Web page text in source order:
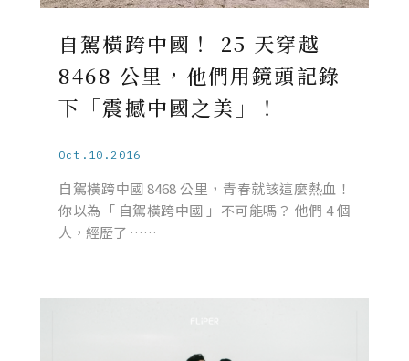
自駕橫跨中國！ 25 天穿越
8468 公里，他們用鏡頭記錄
下「震撼中國之美」！
Oct.10.2016
自駕橫跨中國 8468 公里，青春就該這麼熱血！
你以為「 自駕橫跨中國 」不可能嗎？ 他們 4 個
人，經歷了 ……